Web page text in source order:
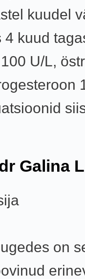
kuudel
4 kuud
U/L,
Galina
on